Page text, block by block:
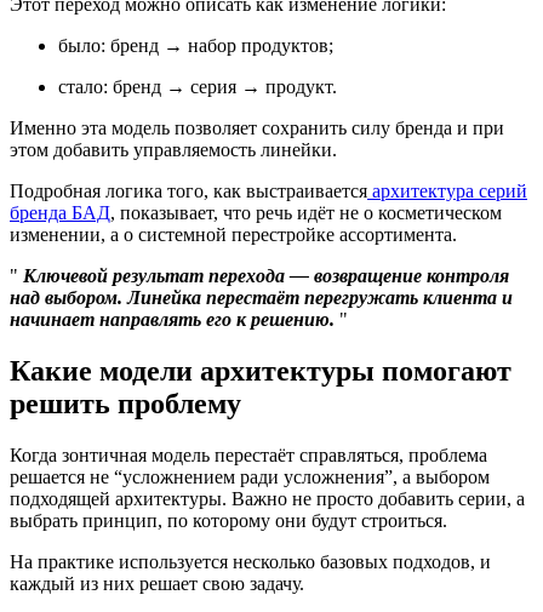
Этот переход можно описать как изменение логики:
было: бренд → набор продуктов;
стало: бренд → серия → продукт.
Именно эта модель позволяет сохранить силу бренда и при
этом добавить управляемость линейки.
Подробная логика того, как выстраивается архитектура серий
бренда БАД, показывает, что речь идёт не о косметическом
изменении, а о системной перестройке ассортимента.
Ключевой результат перехода — возвращение контроля
над выбором. Линейка перестаёт перегружать клиента и
начинает направлять его к решению.
Какие модели архитектуры помогают
решить проблему
Когда зонтичная модель перестаёт справляться, проблема
решается не “усложнением ради усложнения”, а выбором
подходящей архитектуры. Важно не просто добавить серии, а
выбрать принцип, по которому они будут строиться.
На практике используется несколько базовых подходов, и
каждый из них решает свою задачу.